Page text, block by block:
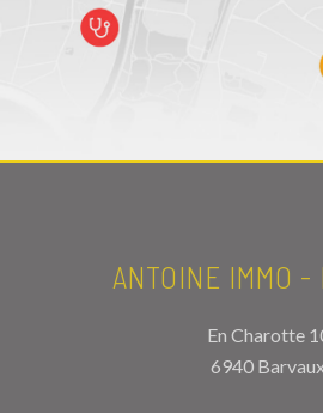
ANTOINE IMMO -
En Charotte
6940